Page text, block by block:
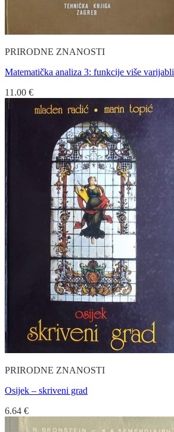
PRIRODNE ZNANOSTI
Matematička analiza 3: funkcije više varijabli
11.00 €
PRIRODNE ZNANOSTI
Osijek – skriveni grad
6.64 €